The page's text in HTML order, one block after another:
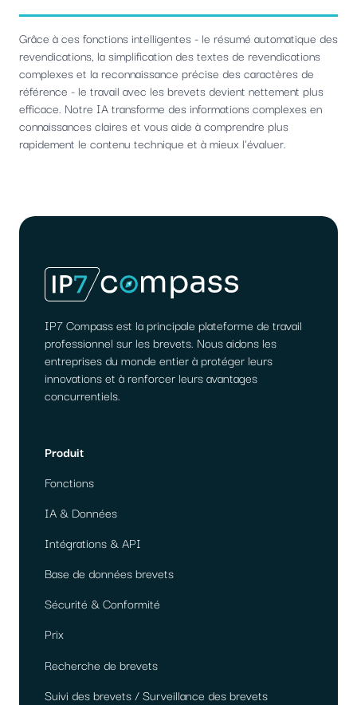
Grâce à ces fonctions intelligentes - le résumé automatique des
revendications, la simplification des textes de revendications
complexes et la reconnaissance précise des caractères de
référence - le travail avec les brevets devient nettement plus
efficace. Notre IA transforme des informations complexes en
connaissances claires et vous aide à comprendre plus
rapidement le contenu technique et à mieux l'évaluer.
IP7 Compass est la principale plateforme de travail
professionnel sur les brevets. Nous aidons les
entreprises du monde entier à protéger leurs
innovations et à renforcer leurs avantages
concurrentiels.
Produit
Fonctions
IA & Données
Intégrations & API
Base de données brevets
Sécurité & Conformité
Prix
Recherche de brevets
Suivi des brevets / Surveillance des brevets